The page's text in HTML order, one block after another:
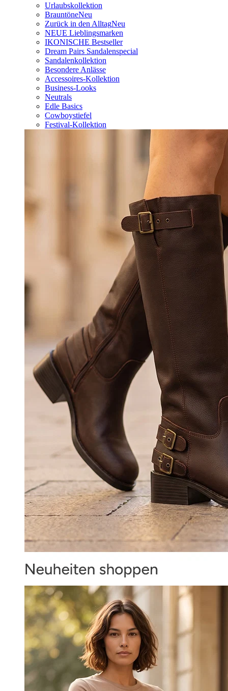
Urlaubskollektion
BrauntöneNeu
Zurück in den AlltagNeu
NEUE Lieblingsmarken
IKONISCHE Bestseller
Dream Pairs Sandalenspecial
Sandalenkollektion
Besondere Anlässe
Accessoires-Kollektion
Business-Looks
Neutrals
Edle Basics
Cowboystiefel
Festival-Kollektion